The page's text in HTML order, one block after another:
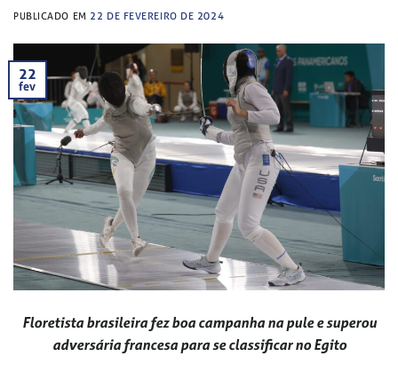
PUBLICADO EM 22 DE FEVEREIRO DE 2024
22
fev
Floretista brasileira fez boa campanha na pule e superou
adversária francesa para se classificar no Egito